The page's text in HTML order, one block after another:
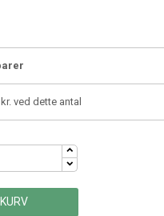
ved dette antal